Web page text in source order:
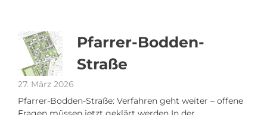
Pfarrer-Bodden-
Straße
27. März 2026
Pfarrer-Bodden-Straße: Verfahren geht weiter – offene